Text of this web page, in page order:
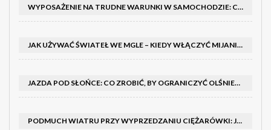
WYPOSAŻENIE NA TRUDNE WARUNKI W SAMOCHODZIE: CO MIEĆ ZIMĄ, W TRASIE I NA WYPADEK AWARII
JAK UŻYWAĆ ŚWIATEŁ WE MGLE – KIEDY WŁĄCZYĆ MIJANIA I PRZECIWMGIELNE ORAZ CZEGO NIE ROBIĆ
JAZDA POD SŁOŃCE: CO ZROBIĆ, BY OGRANICZYĆ OLŚNIENIE I POPRAWIĆ WIDOCZNOŚĆ
PODMUCH WIATRU PRZY WYPRZEDZANIU CIĘŻARÓWKI: JAK UTRZYMAĆ TOR JAZDY I OPANOWAĆ AUTO